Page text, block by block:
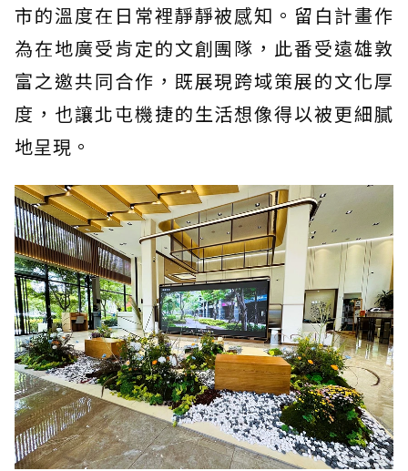
市的溫度在日常裡靜靜被感知。留白計畫作
為在地廣受肯定的文創團隊，此番受遠雄敦
富之邀共同合作，既展現跨域策展的文化厚
度，也讓北屯機捷的生活想像得以被更細膩
地呈現。